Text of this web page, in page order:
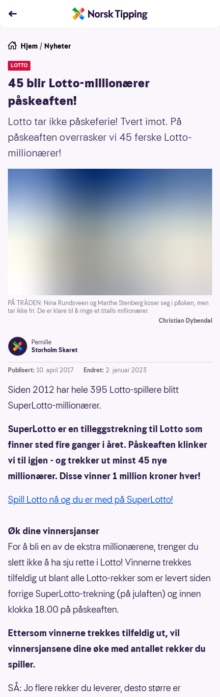
Hjem / Nyheter
LOTTO
45 blir Lotto-millionærer
påskeaften!
Lotto tar ikke påskeferie! Tvert imot. På
påskeaften overrasker vi 45 ferske Lotto-
millionærer!
PÅ TRÅDEN: Nina Rundsveen og Marthe Stenberg koser seg i påsken, men
tar ikke fri. De er klare til å ringe et titalls millionærer.
Christian Dybendal
Pernille
Storholm Skaret
Publisert: 10. april 2017 Endret: 2. januar 2023
Siden 2012 har hele 395 Lotto-spillere blitt
SuperLotto-millionærer.
SuperLotto er en tilleggstrekning til Lotto som
finner sted fire ganger i året. Påskeaften klinker
vi til igjen - og trekker ut minst 45 nye
millionærer. Disse vinner 1 million kroner hver!
Spill Lotto nå og du er med på SuperLotto!
Øk dine vinnersjanser
For å bli en av de ekstra millionærene, trenger du
slett ikke å ha sju rette i Lotto! Vinnerne trekkes
tilfeldig ut blant alle Lotto-rekker som er levert siden
forrige SuperLotto-trekning (på julaften) og innen
klokka 18.00 på påskeaften.
Ettersom vinnerne trekkes tilfeldig ut, vil
vinnersjansene dine øke med antallet rekker du
spiller.
SÅ: Jo flere rekker du leverer, desto større er